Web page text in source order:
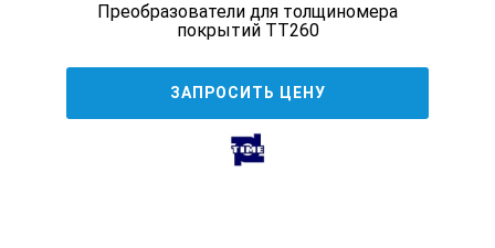
Преобразователи для толщиномера
покрытий TT260
ЗАПРОСИТЬ ЦЕНУ